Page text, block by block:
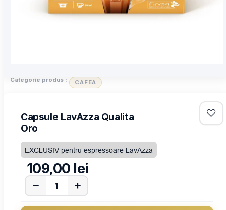
Categorie produs : CAFEA
Capsule LavAzza Qualita
Oro
EXCLUSIV pentru espressoare LavAzza
109,00 lei